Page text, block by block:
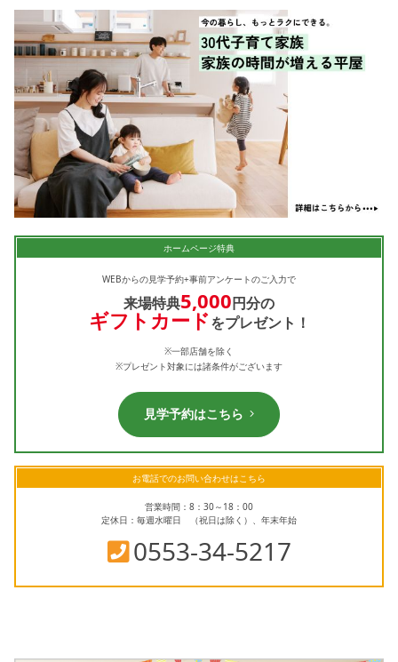
ホームページ特典
WEBからの見学予約+事前アンケートのご入力で
来場特典5,000円分の
ギフトカードをプレゼント！
※一部店舗を除く
※プレゼント対象には諸条件がございます
見学予約はこちら
お電話でのお問い合わせはこちら
営業時間：8：30～18：00
定休日：毎週水曜日 （祝日は除く）、年末年始
0553-34-5217